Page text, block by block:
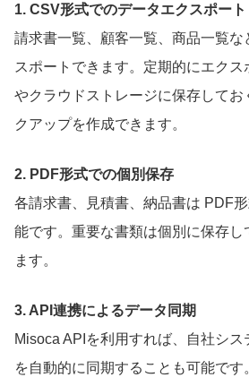
1. CSV形式でのデータエクスポート
請求書一覧、顧客一覧、商品一覧な
スポートできます。定期的にエク
やクラウドストレージに保存してお
クアップを作成できます。
2. PDF形式での個別保存
各請求書、見積書、納品書は PDF
能です。重要な書類は個別に保存し
ます。
3. API連携によるデータ同期
Misoca APIを利用すれば、自社シ
を自動的に同期することも可能で